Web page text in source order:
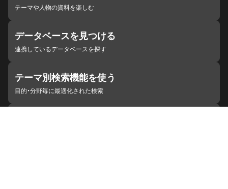
テーマや人物の資料を楽しむ
データベースを見つける
連携しているデータベースを探す
テーマ別検索機能を使う
目的・分野毎に最適化された検索